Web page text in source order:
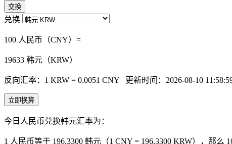
交换
兑换
100 人民币（CNY）=
19633 韩元（KRW）
反向汇率：1 KRW = 0.0051 CNY 更新时间：2026-08-10
立即换算
今日人民币兑换韩元汇率为：
1 人民币等于 196.3300 韩元（1 CNY = 196.3300 KRW），那么